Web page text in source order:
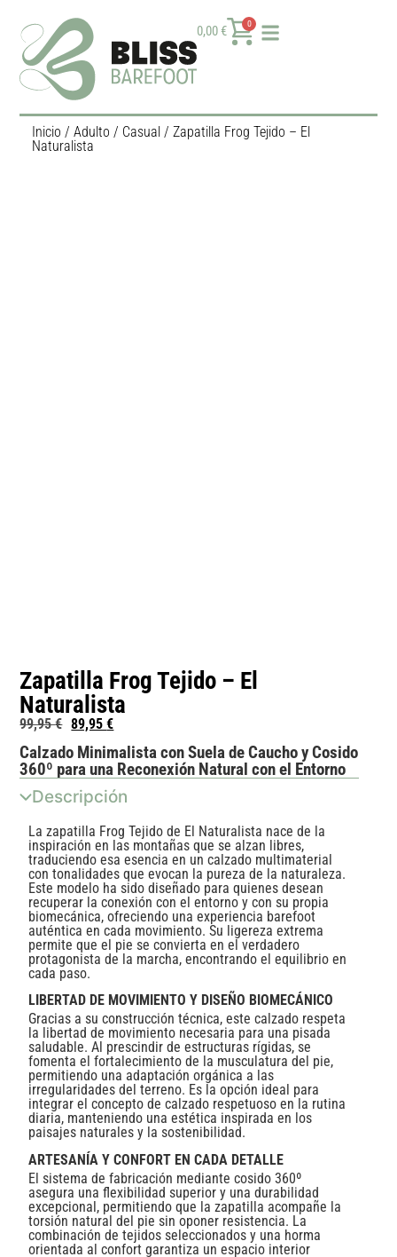
0,00€ 0
Inicio / Adulto / Casual/ Zapatilla Frog Tejido – El
Naturalista
Zapatilla Frog Tejido – El
Naturalista
99,95€ 89,95€
Calzado Minimalista con Suela de Caucho y Cosido
360º para una Reconexión Natural con el Entorno
Descripción
La zapatilla Frog Tejido de El Naturalista nace de la
inspiración en las montañas que se alzan libres,
traduciendo esa esencia en un calzado multimaterial
con tonalidades que evocan la pureza de la naturaleza.
Este modelo ha sido diseñado para quienes desean
recuperar la conexión con el entorno y con su propia
biomecánica, ofreciendo una experiencia barefoot
auténtica en cada movimiento. Su ligereza extrema
permite que el pie se convierta en el verdadero
protagonista de la marcha, encontrando el equilibrio en
cada paso.
LIBERTAD DE MOVIMIENTO Y DISEÑO BIOMECÁNICO
Gracias a su construcción técnica, este calzado respeta
la libertad de movimiento necesaria para una pisada
saludable. Al prescindir de estructuras rígidas, se
fomenta el fortalecimiento de la musculatura del pie,
permitiendo una adaptación orgánica a las
irregularidades del terreno. Es la opción ideal para
integrar el concepto de calzado respetuoso en la rutina
diaria, manteniendo una estética inspirada en los
paisajes naturales y la sostenibilidad.
ARTESANÍA Y CONFORT EN CADA DETALLE
El sistema de fabricación mediante cosido 360º
asegura una flexibilidad superior y una durabilidad
excepcional, permitiendo que la zapatilla acompañe la
torsión natural del pie sin oponer resistencia. La
combinación de tejidos seleccionados y una horma
orientada al confort garantiza un espacio interior